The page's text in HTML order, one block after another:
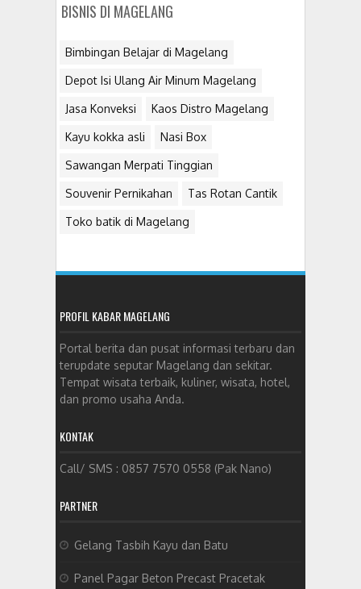
BISNIS DI MAGELANG
Bimbingan Belajar di Magelang
Depot Isi Ulang Air Minum Magelang
Jasa Konveksi Kaos Distro Magelang
Kayu kokka asli Nasi Box
Sawangan Merpati Tinggian
Souvenir Pernikahan Tas Rotan Cantik
Toko batik di Magelang
PROFIL KABAR MAGELANG
Portal berita dan pusat informasi terbaru dan
terupdate seputar Magelang dan sekitar.
Tempat wisata terbaik, kuliner, wisata, hotel,
dan promo usaha Anda.
KONTAK
Call/ SMS : 0857 7570 0558 (Pak Nano)
PARTNER
Gelang Tasbih Kayu dan Batu
Panel Pagar Beton Precast Pracetak